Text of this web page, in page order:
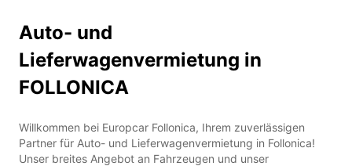
Auto- und
Lieferwagenvermietung in
FOLLONICA
Willkommen bei Europcar Follonica, Ihrem zuverlässigen
Partner für Auto- und Lieferwagenvermietung in Follonica!
Unser breites Angebot an Fahrzeugen und unser